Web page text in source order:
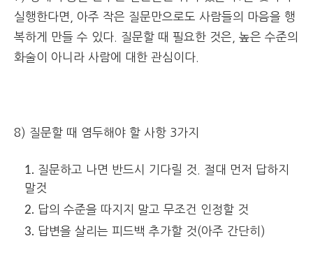
실행한다면, 아주 작은 질문만으로도 사람들의 마음을 행
복하게 만들 수 있다. 질문할 때 필요한 것은, 높은 수준의
화술이 아니라 사람에 대한 관심이다.
8) 질문할 때 염두해야 할 사항 3가지
질문하고 나면 반드시 기다릴 것. 절대 먼저 답하지
말것
답의 수준을 따지지 말고 무조건 인정할 것
답변을 살리는 피드백 추가할 것(아주 간단히)